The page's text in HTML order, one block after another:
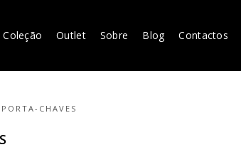
Outlet Sobre Blog Contactos
PORTA-CHAVES